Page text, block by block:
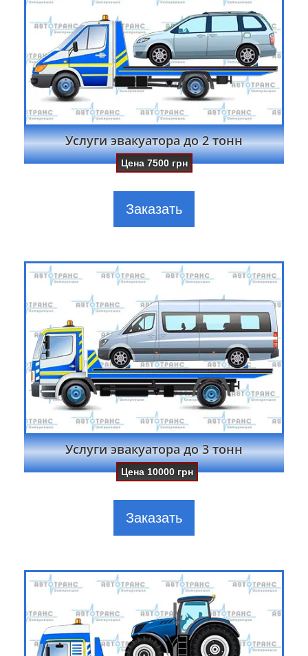
Услуги эвакуатора до 2 тонн
Цена7500 грн
Заказать
Услуги эвакуатора до 3 тонн
Цена10000 грн
Заказать